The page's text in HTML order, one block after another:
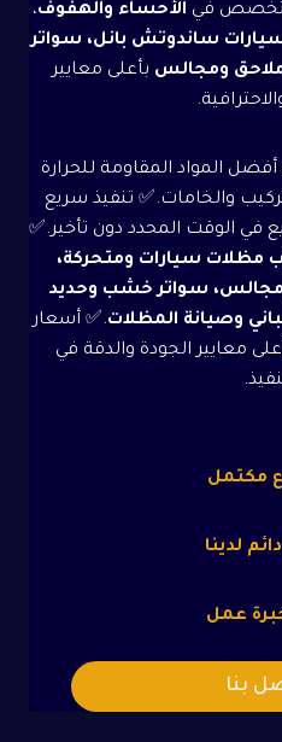
متخصص في الأحساء والهفوف،
ساندوتش بانل، سواتر
ومجالس بأعلى معايير
المواد المقاومة للحرارة
والخامات.✅ تنفيذ سريع
الوقت المحدد دون تأخير.✅
مظلات سيارات ومتحركة،
سواتر خشب وحديد
.✅ أسعار
معايير الجودة والدقة في
مكتمل
لدينا
عمل
بنا